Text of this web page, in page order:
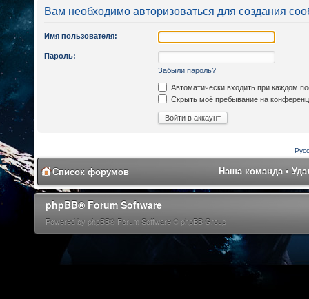
Вам необходимо авторизоваться для создания
Имя пользователя:
Пароль:
Забыли пароль?
Автоматически входить при каждом
Скрыть моё пребывание на
Список форумов Наша команда•
phpBB® Forum Software
Powered by phpBB® Forum Software © phpBB Group